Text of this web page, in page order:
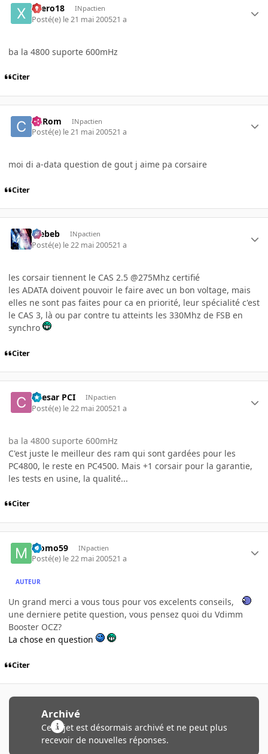
xaero18 INpactien
Posté(e) le 21 mai 200521 a
ba la 4800 suporte 600mHz
Citer
ChRom INpactien
Posté(e) le 21 mai 200521 a
moi di a-data question de gout j aime pa corsaire
Citer
Trebeb INpactien
Posté(e) le 22 mai 200521 a
les corsair tiennent le CAS 2.5 @275Mhz certifié
les ADATA doivent pouvoir le faire avec un bon voltage, mais
elles ne sont pas faites pour ca en priorité, leur spécialité c'est
le CAS 3, là ou par contre tu atteints les 330Mhz de FSB en
synchro
Citer
Caesar PCI INpactien
Posté(e) le 22 mai 200521 a
ba la 4800 suporte 600mHz
C'est juste le meilleur des ram qui sont gardées pour les
PC4800, le reste en PC4500. Mais +1 corsair pour la garantie,
les tests en usine, la qualité...
Citer
Momo59 INpactien
Posté(e) le 22 mai 200521 a
AUTEUR
Un grand merci a vous tous pour vos excelents conseils,
une derniere petite question, vous pensez quoi du Vdimm
Booster OCZ?
La chose en question
Citer
Archivé
Ce sujet est désormais archivé et ne peut plus
recevoir de nouvelles réponses.